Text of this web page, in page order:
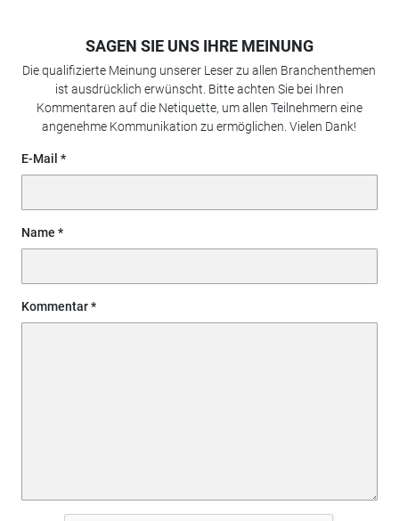
SAGEN SIE UNS IHRE MEINUNG
Die qualifizierte Meinung unserer Leser zu allen Branchenthemen
ist ausdrücklich erwünscht. Bitte achten Sie bei Ihren
Kommentaren auf die Netiquette, um allen Teilnehmern eine
angenehme Kommunikation zu ermöglichen. Vielen Dank!
E-Mail
Name
Kommentar